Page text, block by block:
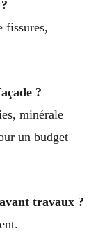
fissures,
?
minérale
un budget
travaux ?